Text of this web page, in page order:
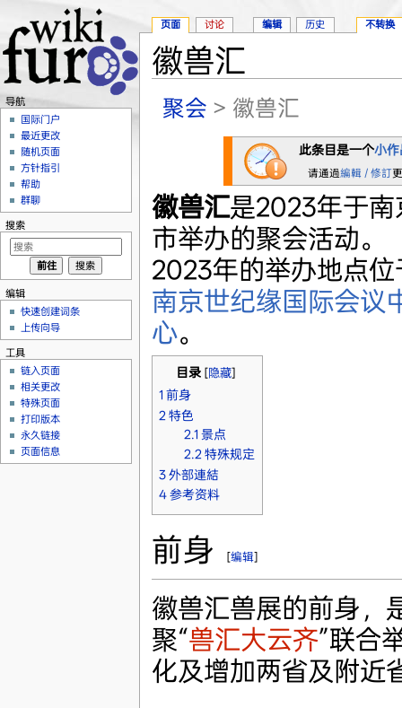
徽兽汇
聚会 > 徽兽汇
此条目是一个小作
请通過編輯 / 修訂
徽兽汇是2023年于南
市举办的聚会活动。
2023年的举办地点位
南京世纪缘国际会议
心。
目录[隐藏]
1 前身
2 特色
2.1 景点
2.2特殊规定
3 外部連結
4 参考资料
前身 [编辑]
徽兽汇兽展的前身，
聚“兽汇大云齐”联合
化及增加两省及附近
页面 讨论 编辑 历史 不转换
导航
国际门户
最近更改
随机页面
方针指引
帮助
群聊
搜索
编辑
快速创建词条
上传向导
工具
链入页面
相关更改
特殊页面
打印版本
永久链接
页面信息